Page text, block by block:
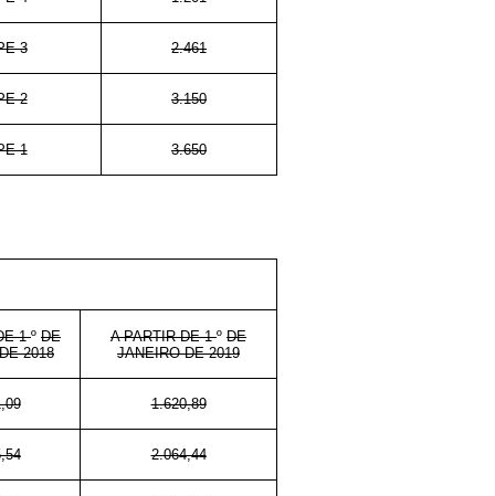
3 2.461
2 3.150
1 3.650
1º DE
2018
A PARTIR DE 1º DE
JANEIRO DE 2019
1.620,89
2.064,44